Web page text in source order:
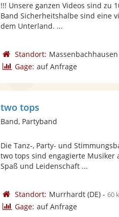
!!! Unsere ganzen Videos sind zu
Band Sicherheitshalbe sind eine
dem Unterland. ...
Standort: Massenbachhausen
Gage: auf Anfrage
two tops
Band, Partyband
Die Tanz-, Party- und
two tops sind engagierte Musiker
Spaß und Leidenschaft ...
Standort: Murrhardt(DE)- 60
Gage: auf Anfrage